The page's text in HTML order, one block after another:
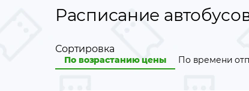
Расписание
Сортировка
По возрастанию цены По времени